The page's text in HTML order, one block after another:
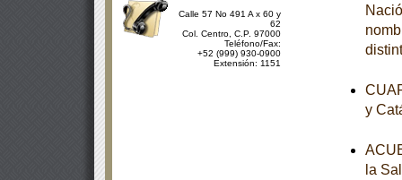
Calle 57 No 491 A x 60 y
62
Col. Centro, C.P. 97000
Teléfono/Fax:
+52 (999) 930-0900
Extensión: 1151
y
la